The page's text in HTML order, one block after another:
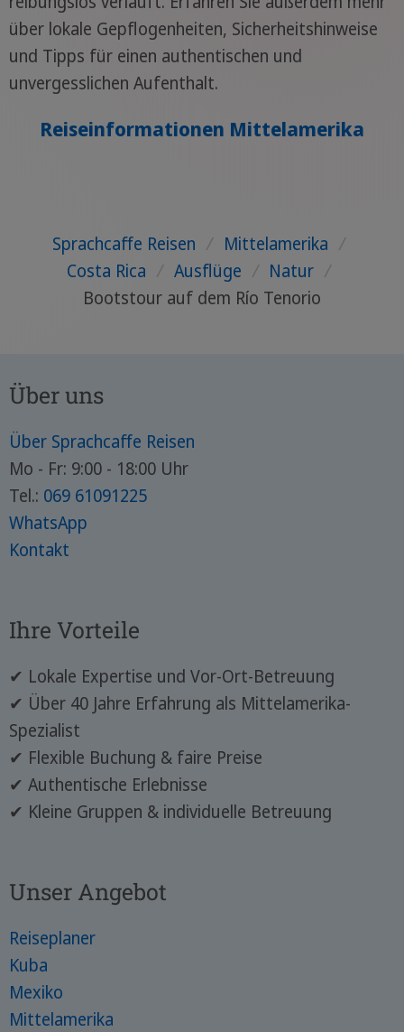
über lokale Gepflogenheiten, Sicherheitshinweise
und Tipps für einen authentischen und
unvergesslichen Aufenthalt.
Reiseinformationen Mittelamerika
Sprachcaffe Reisen / Mittelamerika /
Costa Rica / Ausflüge / Natur /
Bootstour auf dem Río Tenorio
Über uns
Über Sprachcaffe Reisen
Mo - Fr: 9:00 - 18:00 Uhr
Tel.: 069 61091225
WhatsApp
Kontakt
Ihre Vorteile
✔ Lokale Expertise und Vor-Ort-Betreuung
✔ Über 40 Jahre Erfahrung als Mittelamerika-
Spezialist
✔ Flexible Buchung & faire Preise
✔ Authentische Erlebnisse
✔ Kleine Gruppen & individuelle Betreuung
Unser Angebot
Reiseplaner
Kuba
Mexiko
Mittelamerika